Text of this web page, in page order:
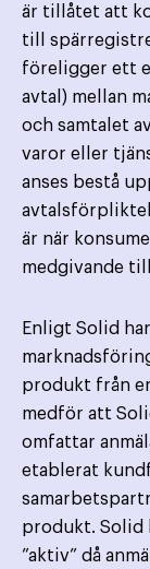
är tillåtet att
till
föreligger ett
avtal) mellan
och samtalet
varor eller
anses bestå
är när
medgivande
Enligt Solid
produkt från
medför att
omfattar
etablerat
produkt. Solid
”aktiv” då